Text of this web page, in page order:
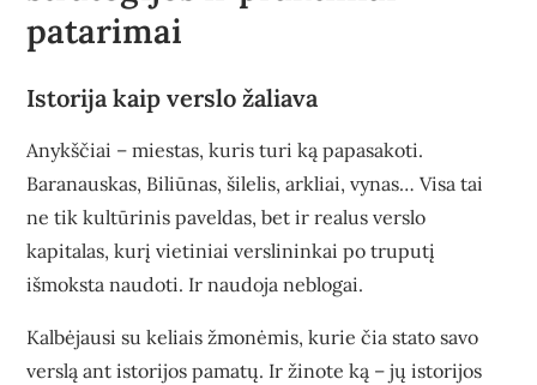
patarimai
Istorija kaip verslo žaliava
Anykščiai – miestas, kuris turi ką papasakoti.
Baranauskas, Biliūnas, šilelis, arkliai, vynas… Visa tai
ne tik kultūrinis paveldas, bet ir realus verslo
kapitalas, kurį vietiniai verslininkai po truputį
išmoksta naudoti. Ir naudoja neblogai.
Kalbėjausi su keliais žmonėmis, kurie čia stato savo
verslą ant istorijos pamatų. Ir žinote ką – jų istorijos